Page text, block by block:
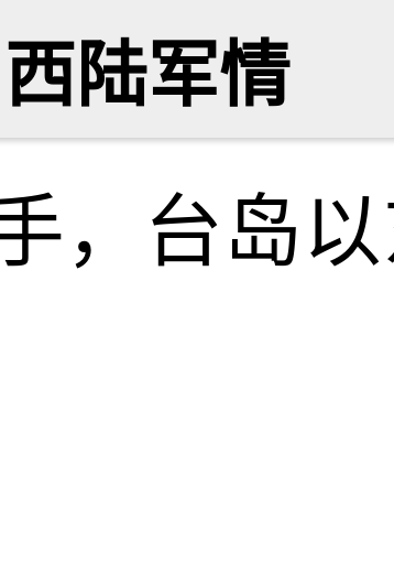
西陆军情
，台岛